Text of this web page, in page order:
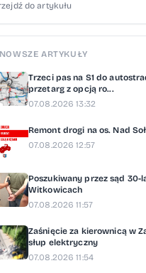
do artykułu
ARTYKUŁY
Trzeci pas na S1 do
przetarg z opcją ro...
07.08.2026 13:32
Remont drogi na os. Nad
07.08.2026 12:57
Poszukiwany przez sąd
Witkowicach
07.08.2026 11:57
Zaśnięcie za kierownicą w
słup elektryczny
07.08.2026 11:54